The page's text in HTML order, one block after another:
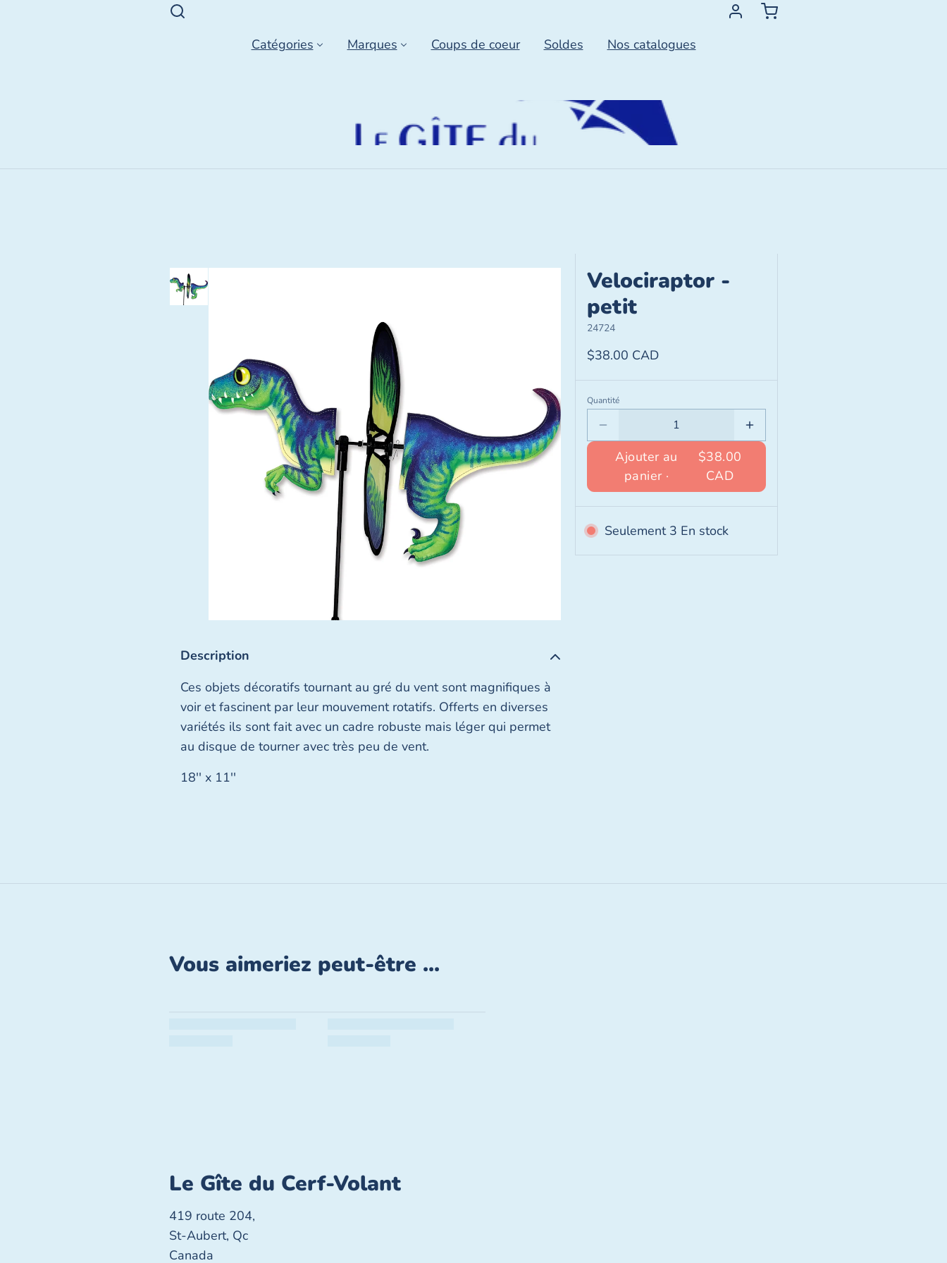
Catégories Marques Coups de coeur Soldes Nos catalogues
Description
Ces objets décoratifs tournant au gré du vent sont magnifiques à
voir et fascinent par leur mouvement rotatifs. Offerts en diverses
variétés ils sont fait avec un cadre robuste mais léger qui permet
au disque de tourner avec très peu de vent.
18'' x 11''
Velociraptor -
petit
24724
$38.00 CAD
Quantité
Ajouter au
panier ·
$38.00
CAD
Seulement 3 En stock
Vous aimeriez peut-être ...
Le Gîte du Cerf-Volant
419 route 204,
St-Aubert, Qc
Canada